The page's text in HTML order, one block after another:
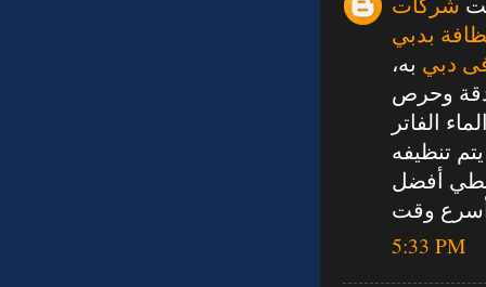
بدبي
دبي به،
وحرص
الفاتر
تنظيفه
أفضل
أسرع وقت
5:33 PM